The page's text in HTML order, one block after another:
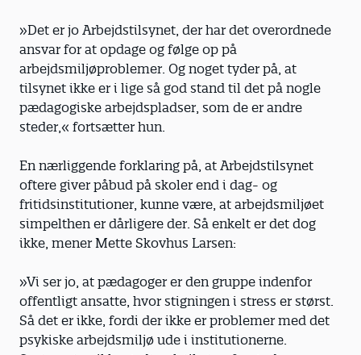
»Det er jo Arbejdstilsynet, der har det overordnede
ansvar for at opdage og følge op på
arbejdsmiljøproblemer. Og noget tyder på, at
tilsynet ikke er i lige så god stand til det på nogle
pædagogiske arbejdspladser, som de er andre
steder,« fortsætter hun.
En nærliggende forklaring på, at Arbejdstilsynet
oftere giver påbud på skoler end i dag- og
fritidsinstitutioner, kunne være, at arbejdsmiljøet
simpelthen er dårligere der. Så enkelt er det dog
ikke, mener Mette Skovhus Larsen:
»Vi ser jo, at pædagoger er den gruppe indenfor
offentligt ansatte, hvor stigningen i stress er størst.
Så det er ikke, fordi der ikke er problemer med det
psykiske arbejdsmiljø ude i institutionerne.